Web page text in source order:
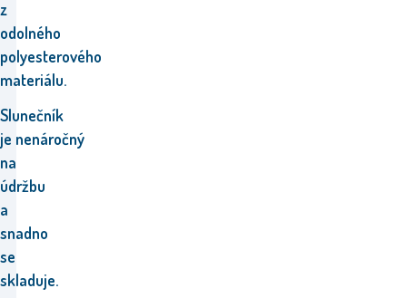
z
odolného
polyesterového
materiálu.
Slunečník
je nenáročný
na
údržbu
a
snadno
se
skladuje.